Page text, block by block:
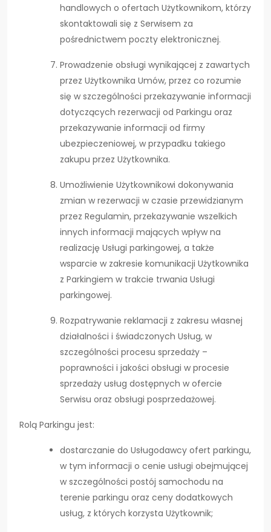
handlowych o ofertach Użytkownikom, którzy
skontaktowali się z Serwisem za
pośrednictwem poczty elektronicznej.
Prowadzenie obsługi wynikającej z zawartych
przez Użytkownika Umów, przez co rozumie
się w szczególności przekazywanie informacji
dotyczących rezerwacji od Parkingu oraz
przekazywanie informacji od firmy
ubezpieczeniowej, w przypadku takiego
zakupu przez Użytkownika.
Umożliwienie Użytkownikowi dokonywania
zmian w rezerwacji w czasie przewidzianym
przez Regulamin, przekazywanie wszelkich
innych informacji mających wpływ na
realizację Usługi parkingowej, a także
wsparcie w zakresie komunikacji Użytkownika
z Parkingiem w trakcie trwania Usługi
parkingowej.
Rozpatrywanie reklamacji z zakresu własnej
działalności i świadczonych Usług, w
szczególności procesu sprzedaży –
poprawności i jakości obsługi w procesie
sprzedaży usług dostępnych w ofercie
Serwisu oraz obsługi posprzedażowej.
Rolą Parkingu jest:
dostarczanie do Usługodawcy ofert parkingu,
w tym informacji o cenie usługi obejmującej
w szczególności postój samochodu na
terenie parkingu oraz ceny dodatkowych
usług, z których korzysta Użytkownik;